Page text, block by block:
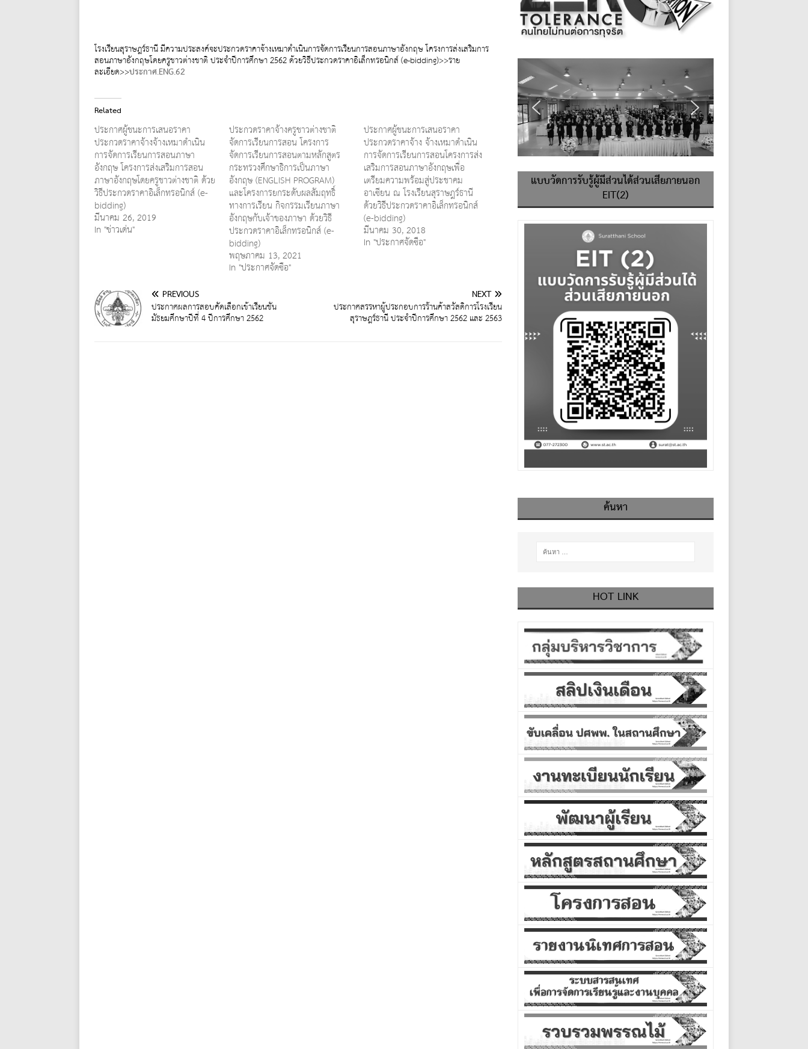
โรงเรียนสุราษฎร์ธานี มีความประสงค์จะประกวดราคาจ้างเหมาดำเนินการจัดการเรียนการสอนภาษาอังกฤษ โครงการส่งเสริมการ
สอนภาษาอังกฤษโดยครูชาวต่างชาติ ประจำปีการศึกษา 2562 ด้วยวิธีประกวดราคาอิเล็กทรอนิกส์ (e-bidding)>>ราย
ละเอียด>>ประกาศ.ENG.62
Related
ประกาศผู้ชนะการเสนอราคา
ประกวดราคาจ้างจ้างเหมาดำเนิน
การจัดการเรียนการสอนภาษา
อังกฤษ โครงการส่งเสริมการสอน
ภาษาอังกฤษโดยครูชาวต่างชาติ ด้วย
วิธีประกวดราคาอิเล็กทรอนิกส์ (e-
bidding)
มีนาคม 26, 2019
In "ข่าวเด่น"
ประกวดราคาจ้างครูชาวต่างชาติ
จัดการเรียนการสอน โครงการ
จัดการเรียนการสอนตามหลักสูตร
กระทรวงศึกษาธิการเป็นภาษา
อังกฤษ (ENGLISH PROGRAM)
และโครงการยกระดับผลสัมฤทธิ์
ทางการเรียน กิจกรรมเรียนภาษา
อังกฤษกับเจ้าของภาษา ด้วยวิธี
ประกวดราคาอิเล็กทรอนิกส์ (e-
bidding)
พฤษภาคม 13, 2021
In "ประกาศจัดซื้อ"
ประกาศผู้ชนะการเสนอราคา
ประกวดราคาจ้าง จ้างเหมาดำเนิน
การจัดการเรียนการสอนโครงการส่ง
เสริมการสอนภาษาอังกฤษเพื่อ
เตรียมความพร้อมสู่ประชาคม
อาเซียน ณ โรงเรียนสุราษฎร์ธานี
ด้วยวิธีประกวดราคาอิเล็กทรอนิกส์
(e-bidding)
มีนาคม 30, 2018
In "ประกาศจัดซื้อ"
PREVIOUS
ประกาศผลการสอบคัดเลือกเข้าเรียนชั้น
มัธยมศึกษาปีที่ 4 ปีการศึกษา 2562
NEXT
ประกาศสรรหาผู้ประกอบการร้านค้าสวัสดิการโรงเรียน
สุราษฎร์ธานี ประจำปีการศึกษา 2562 และ 2563
แบบวัดการรับรู้ผู้มีส่วนได้ส่วนเสียภายนอก
EIT(2)
ค้นหา
HOT LINK